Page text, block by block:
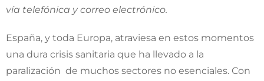
vía telefónica y correo electrónico.
España, y toda Europa, atraviesa en estos momentos
una dura crisis sanitaria que ha llevado a la
paralización de muchos sectores no esenciales. Con